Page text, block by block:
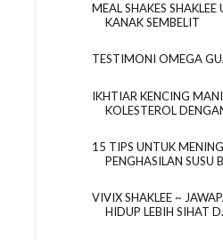
MEAL SHAKES
KANAK SEMBELIT
TESTIMONI OMEGA
IKHTIAR KENCING
KOLESTEROL
15 TIPS UNTUK
PENGHASILAN SUSU
VIVIX SHAKLEE ~
HIDUP LEBIH SIHAT